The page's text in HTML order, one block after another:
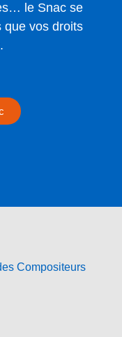
le Snac se
que vos droits
Compositeurs